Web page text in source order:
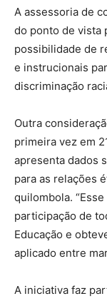
A assessoria de
do ponto de vista
possibilidade de
e instrucionais
discriminação
Outra
primeira vez em
apresenta dados
para as relações
quilombola.
participação de
Educação e
aplicado entre
A iniciativa faz